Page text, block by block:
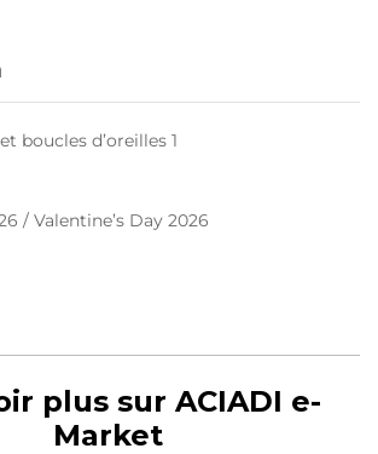
boucles d’oreilles 1
/ Valentine’s Day 2026
plus sur ACIADI e-
Market